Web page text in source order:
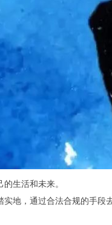
生活和未来。
地，通过合法合规的手段去